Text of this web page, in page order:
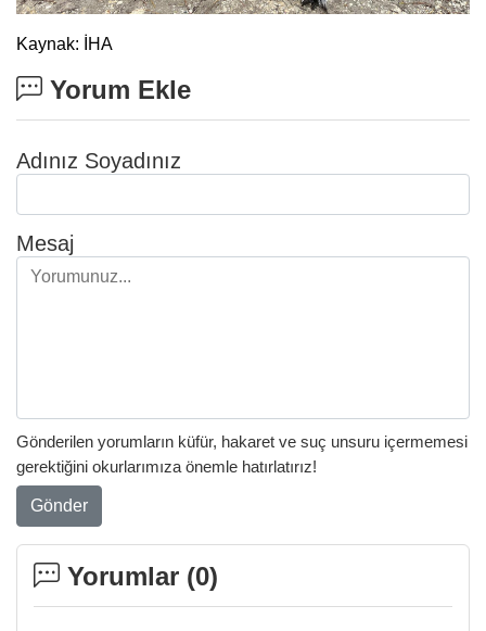
Kaynak: İHA
Yorum Ekle
Adınız Soyadınız
Mesaj
Gönderilen yorumların küfür, hakaret ve suç unsuru içermemesi
gerektiğini okurlarımıza önemle hatırlatırız!
Gönder
Yorumlar (0)